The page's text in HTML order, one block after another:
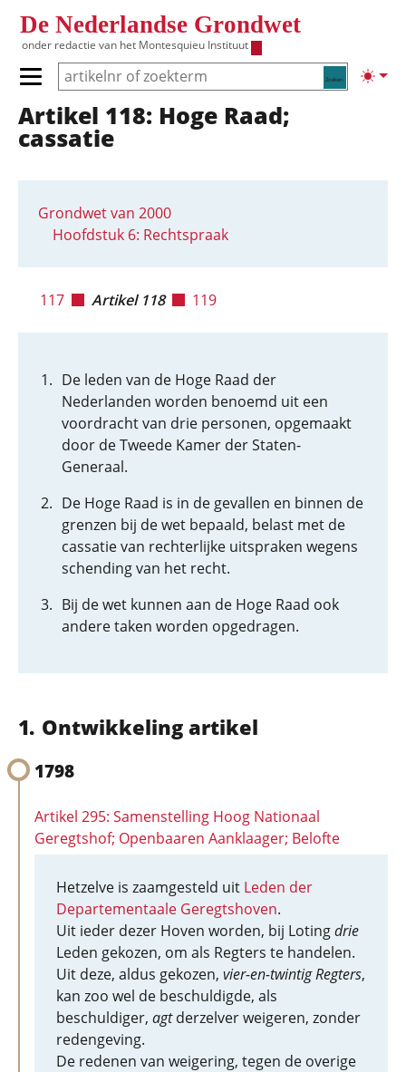
De Nederlandse Grondwet
onder redactie van het Montesquieu Instituut
Zoeken
Primair menu tonen/verbergen
Hoofdnavigatie
Artikel 118: Hoge Raad;
cassatie
Grondwet van 2000
Hoofdstuk 6: Rechtspraak
117 Artikel 118 119
De leden van de Hoge Raad der
Nederlanden worden benoemd uit een
voordracht van drie personen, opgemaakt
door de Tweede Kamer der Staten-
Generaal.
De Hoge Raad is in de gevallen en binnen de
grenzen bij de wet bepaald, belast met de
cassatie van rechterlijke uitspraken wegens
schending van het recht.
Bij de wet kunnen aan de Hoge Raad ook
andere taken worden opgedragen.
Ontwikkeling artikel
1798
Artikel 295: Samenstelling Hoog Nationaal
Geregtshof; Openbaaren Aanklaager; Belofte
Hetzelve is zaamgesteld uit Leden der
Departementaale Geregtshoven.
Uit ieder dezer Hoven worden, bij Lotingdrie
Leden gekozen, om als Regters te handelen.
Uit deze, aldus gekozen, vier-en-twintig Regters,
kan zoo wel de beschuldigde, als
beschuldiger, agtderzelver weigeren, zonder
redengeving.
De redenen van weigering, tegen de overige